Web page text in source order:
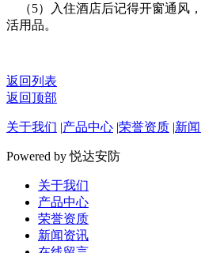
（5）入住酒店后记得开窗通风
活用品。
返回列表
返回顶部
关于我们 |产品中心 |荣誉资质 |新
Powered by 悦达安防
关于我们
产品中心
荣誉资质
新闻资讯